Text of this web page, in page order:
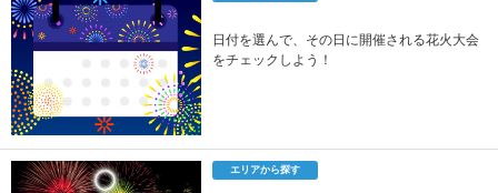
日付を選んで、その日に開催される花火大会
をチェックしよう！
エリアから探す